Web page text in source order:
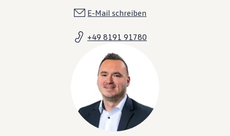
E-Mail schreiben
+49 8191 91780